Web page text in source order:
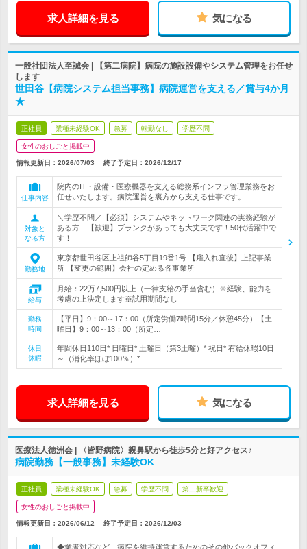
求人詳細を見る 気になる
一般社団法人至誠会 | 【第二病院】病院の施設設備やシステム管理をお任せ
します
世田谷【病院システム担当事務】病院運営を支える／賞与4か月
★
正社員 業種未経験OK 急募 転勤なし 学歴不問
女性のおしごと掲載中
情報更新日：2026/07/03 終了予定日： 2026/12/17
仕事内容
院内のIT・設備・医療機器を支える総務系インフラ管理業務をお
任せいたします。病院運営を裏方から支える仕事です。
対象と
なる方
＼学歴不問／【必須】システムやネットワーク関連の実務経験が
ある方 【歓迎】ブランクがあっても大丈夫です！50代活躍中で
す！
勤務地
東京都世田谷区上祖師谷5丁目19番1号 【雇入れ直後】上記事業
所 【変更の範囲】会社の定める各事業所
給与
月給：22万7,500円以上（一律支給の手当含む）※経験、能力を
考慮の上決定します※試用期間なし
勤務
時間
【平日】9：00～17：00（所定労働7時間15分／休憩45分）【土
曜日】9：00～13：00（所定…
休日
休暇
年間休日110日* 日曜日* 土曜日（第3土曜）* 祝日* 有給休暇10日
～（消化率ほぼ100％）*…
求人詳細を見る 気になる
医療法人徳洲会 | 〈皆野病院〉親鼻駅から徒歩5分と好アクセス♪
病院勤務【一般事務】未経験OK
正社員 業種未経験OK 急募 学歴不問 第二新卒歓迎
女性のおしごと掲載中
情報更新日：2026/06/12 終了予定日： 2026/12/03
◆業者対応など、病院を維持運営するためのその他バックオフィ